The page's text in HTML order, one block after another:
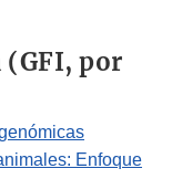
(GFI, por
Enfoque